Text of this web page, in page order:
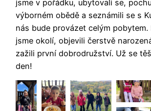
jsme v pořádku, ubytovali se,
výborném obědě a seznámili se s
nás bude provázet celým pobytem.
jsme okolí, objevili čerstvě
zažili první dobrodružství. Už se
den!